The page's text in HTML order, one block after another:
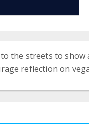
to the streets to
reflection on